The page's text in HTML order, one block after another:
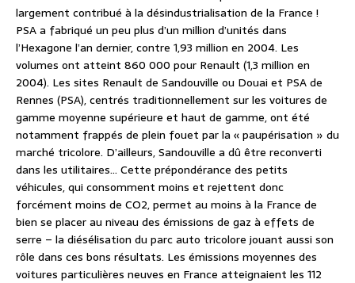
largement contribué à la désindustrialisation de la France !
PSA a fabriqué un peu plus d’un million d’unités dans
l’Hexagone l’an dernier, contre 1,93 million en 2004. Les
volumes ont atteint 860 000 pour Renault (1,3 million en
2004). Les sites Renault de Sandouville ou Douai et PSA de
Rennes (PSA), centrés traditionnellement sur les voitures de
gamme moyenne supérieure et haut de gamme, ont été
notamment frappés de plein fouet par la « paupérisation » du
marché tricolore. D’ailleurs, Sandouville a dû être reconverti
dans les utilitaires… Cette prépondérance des petits
véhicules, qui consomment moins et rejettent donc
forcément moins de CO2, permet au moins à la France de
bien se placer au niveau des émissions de gaz à effets de
serre – la diésélisation du parc auto tricolore jouant aussi son
rôle dans ces bons résultats. Les émissions moyennes des
voitures particulières neuves en France atteignaient les 112